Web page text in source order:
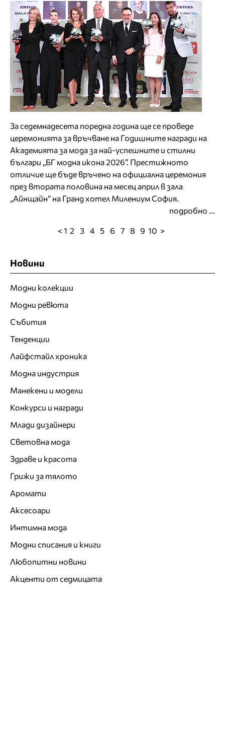
За седемнадесета поредна година ще се проведе
церемонията за връчване на Годишните награди на
Академията за мода за най-успешните и стилни
българи „БГ модна икона 2026”. Престижното
отличие ще бъде връчено на официална церемония
през втората половина на месец април в зала
„Айнщайн“ на Гранд хотел Милениум София.
подробно ...
< 1 2 3 4 5 6 7 8 9 10 >
Новини
Модни колекции
Модни ревюта
Събития
Тенденции
Лайфстайл хроника
Модна индустрия
Манекени и модели
Конкурси и награди
Млади дизайнери
Световна мода
Здраве и красота
Грижи за тялото
Аромати
Аксесоари
Интимна мода
Модни списания и книги
Любопитни новини
Акценти от седмицата